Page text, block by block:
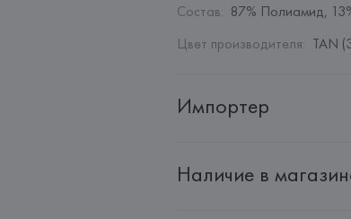
Состав: 87% Полиамид,
Цвет производителя: TAN
Импортер
Адрес: Республика
Наличие в